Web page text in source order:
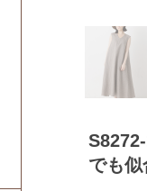
でも似